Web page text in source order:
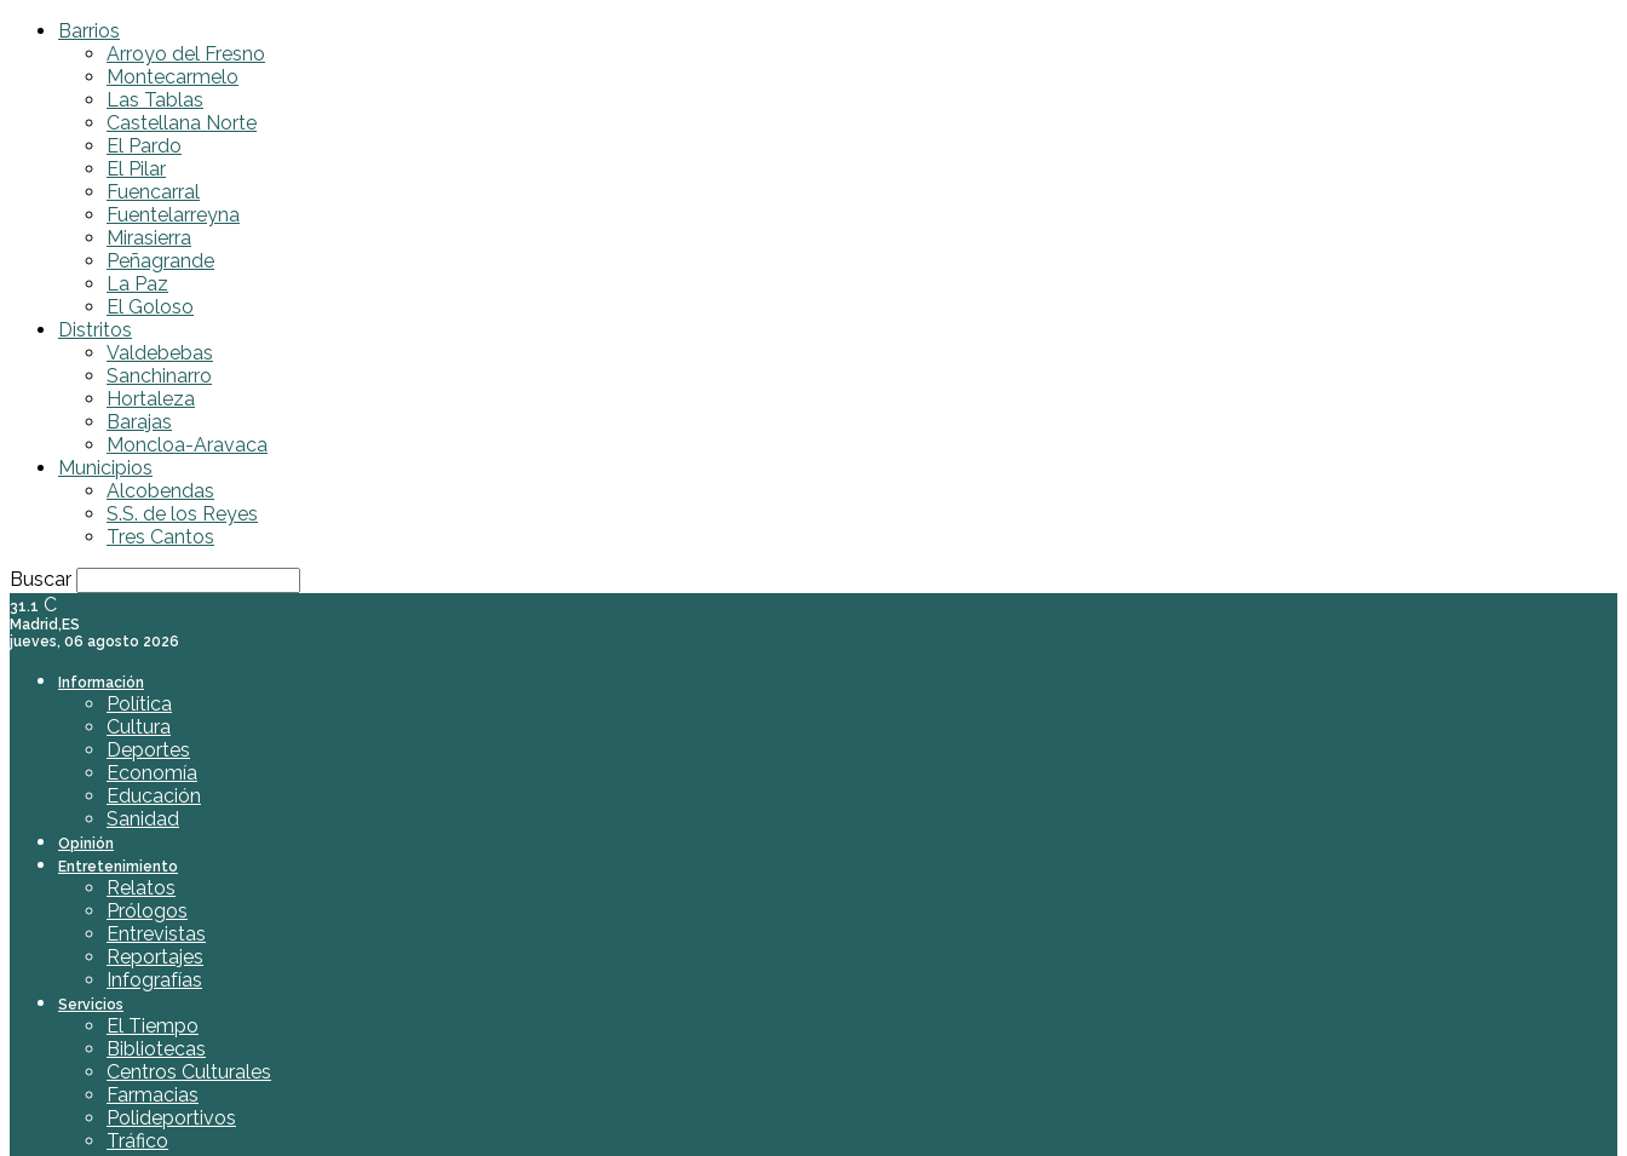
Barrios
Arroyo del Fresno
Montecarmelo
Las Tablas
Castellana Norte
El Pardo
El Pilar
Fuencarral
Fuentelarreyna
Mirasierra
Peñagrande
La Paz
El Goloso
Distritos
Valdebebas
Sanchinarro
Hortaleza
Barajas
Moncloa-Aravaca
Municipios
Alcobendas
S.S. de los Reyes
Tres Cantos
Buscar
31.1 C
Madrid,ES
jueves, 06 agosto 2026
Información
Política
Cultura
Deportes
Economía
Educación
Sanidad
Opinión
Entretenimiento
Relatos
Prólogos
Entrevistas
Reportajes
Infografías
Servicios
El Tiempo
Bibliotecas
Centros Culturales
Farmacias
Polideportivos
Tráfico